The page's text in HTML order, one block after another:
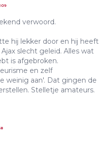
verwoord.
hij lekker door en hij heeft
slecht geleid. Alles wat
is afgebroken.
en zelf
weinig aan'. Dat gingen de
Stelletje amateurs.